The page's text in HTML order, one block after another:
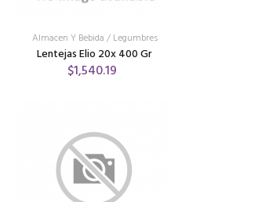
Almacen Y Bebida / Legumbres
Lentejas Elio 20x 400 Gr
$1,540.19